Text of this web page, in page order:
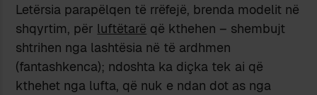
Letërsia parapëlqen të rrëfejë, brenda modelit në
shqyrtim, për luftëtarë që kthehen – shembujt
shtrihen nga lashtësia në të ardhmen
(fantashkenca); ndoshta ka diçka tek ai që
kthehet nga lufta, që nuk e ndan dot as nga